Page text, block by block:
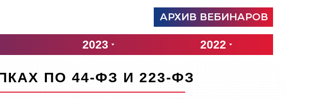
2022
2023
АРХИВ ВЕБИНАРОВ
ПО 44-ФЗ И 223-ФЗ